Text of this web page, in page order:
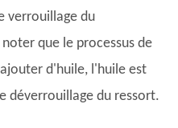
verrouillage du
que le processus de
d'huile, l'huile est
déverrouillage du ressort.